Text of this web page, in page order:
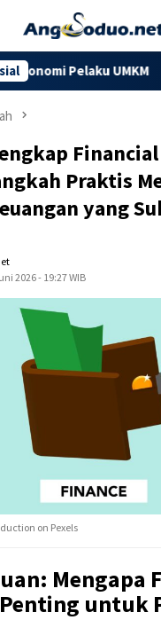
Dorong
Praktis
yang
2026 - 19:27 WIB
on Pexels
Mengapa
untuk